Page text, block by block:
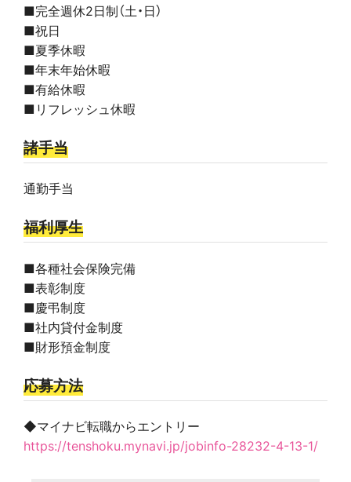
■完全週休2日制（土・日）
■祝日
■夏季休暇
■年末年始休暇
■有給休暇
■リフレッシュ休暇
諸手当
通勤手当
福利厚生
■各種社会保険完備
■表彰制度
■慶弔制度
■社内貸付金制度
■財形預金制度
応募方法
◆マイナビ転職からエントリー
https://tenshoku.mynavi.jp/jobinfo-28232-4-13-1/